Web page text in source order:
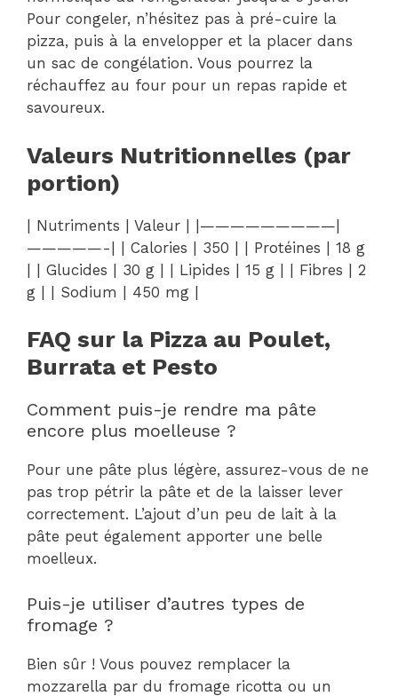
Pour congeler, n’hésitez pas à pré-cuire la
pizza, puis à la envelopper et la placer dans
un sac de congélation. Vous pourrez la
réchauffez au four pour un repas rapide et
savoureux.
Valeurs Nutritionnelles (par
portion)
| Nutriments | Valeur | |—————————|
—————-| | Calories | 350 | | Protéines | 18 g
| | Glucides | 30 g | | Lipides | 15 g | | Fibres | 2
g | | Sodium | 450 mg |
FAQ sur la Pizza au Poulet,
Burrata et Pesto
Comment puis-je rendre ma pâte
encore plus moelleuse ?
Pour une pâte plus légère, assurez-vous de ne
pas trop pétrir la pâte et de la laisser lever
correctement. L’ajout d’un peu de lait à la
pâte peut également apporter une belle
moelleux.
Puis-je utiliser d’autres types de
fromage ?
Bien sûr ! Vous pouvez remplacer la
mozzarella par du fromage ricotta ou un